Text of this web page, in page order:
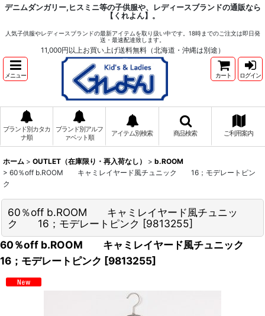
デニムダンガリー,ヒスミニ等の子供服や、レディースブランドの通販なら
【くれよん】。
人気子供服やレディースブランドの最新アイテムを取り扱い中です。18時までのご注文は即日発
送・最速配達致します。
11,000円以上お買い上げ送料無料（北海道・沖縄は別途）
メニュー カート ログイン
ブランド別カタカ
ナ順
ブランド別アルフ
ァベット順
アイテム別検索 商品検索 ご利用案内
ホーム > OUTLET（在庫限り・再入荷なし） > b.ROOM
> 60％off b.ROOM キャミレイヤード風チュニック 16；モデレートピン
ク
60％off b.ROOM キャミレイヤード風チュニッ
ク 16；モデレートピンク [9813255]
60％off b.ROOM キャミレイヤード風チュニック
16；モデレートピンク [9813255]